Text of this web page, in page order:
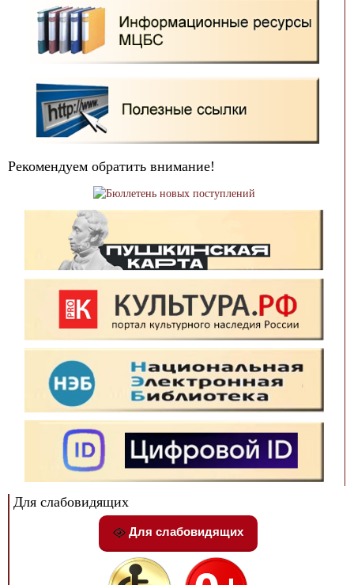
Рекомендуем обратить внимание!
Для слабовидящих
Для слабовидящих